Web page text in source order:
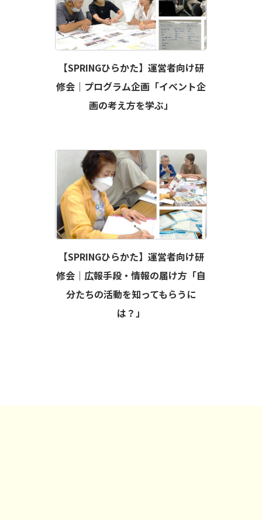
【SPRINGひらかた】運営者向け研
修会｜プログラム企画「イベント企
画の考え方を学ぶ」
【SPRINGひらかた】運営者向け研
修会｜広報手段・情報の届け方「自
分たちの活動を知ってもらうに
は？」